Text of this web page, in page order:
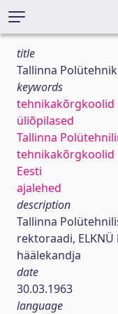
title
Tallinna
keywords
tehnikakõrgkoolid
üliõpilased
Tallinna
tehnikakõrgkoolid
Eesti
ajalehed
description
Tallinna
rektoraadi,
häälekandja
date
30.03.1963
language